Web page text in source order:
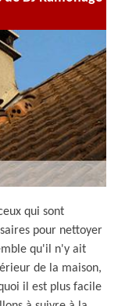
qui sont
pour nettoyer
qu'il n'y ait
de la maison,
il est plus facile